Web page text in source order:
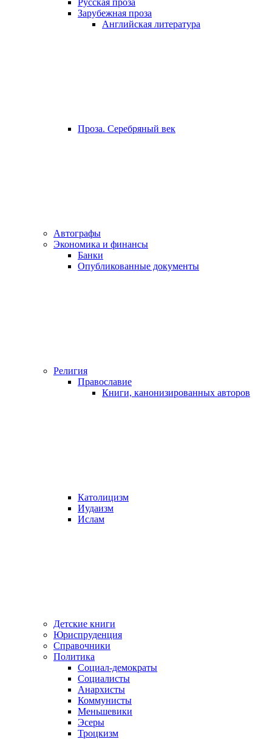
Зарубежная проза
Английская литература
Проза. Серебряный век
Автографы
Экономика и финансы
Банки
Опубликованные документы
Религия
Православие
Книги, канонизированных авторов
Католицизм
Иудаизм
Ислам
Детские книги
Юриспруденция
Справочники
Политика
Социал-демократы
Социалисты
Анархисты
Коммунисты
Меньшевики
Эсеры
Троцкизм